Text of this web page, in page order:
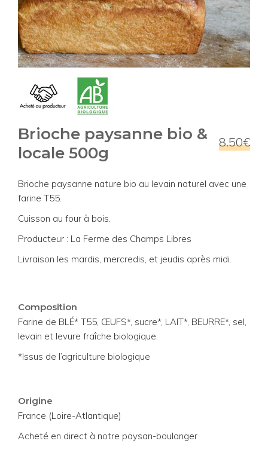
8.50€
Brioche paysanne bio &
locale 500g
Brioche paysanne nature bio au levain naturel avec une
farine T55.
Cuisson au four à bois.
Producteur : La Ferme des Champs Libres
Livraison les mardis, mercredis, et jeudis après midi.
Composition
Farine de BLÉ* T55, ŒUFS*, sucre*, LAIT*, BEURRE*, sel,
levain et levure fraîche biologique.
*Issus de l’agriculture biologique
Origine
France (Loire-Atlantique)
Acheté en direct à notre paysan-boulanger